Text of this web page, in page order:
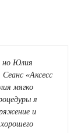
но Юлия
«Аксесс
мягко
я
и